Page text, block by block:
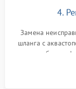
4.
Замена
шланга с
патрубках и
управления,